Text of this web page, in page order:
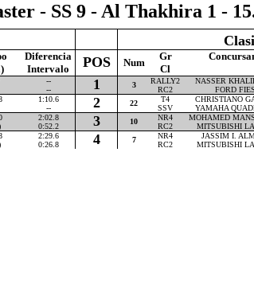
- SS 9 - Al Thakhira 1 -
Diferencia POS Num
Gr
Intervalo Cl
-- 1 3 RALLY2 NASSER
-- RC2 FORD
1:10.6 2 22 T4 CHRISTIANO
-- SSV YAMAHA
2:02.8 3 10 NR4 MOHAMED
0:52.2 RC2 MITSUBISHI
2:29.6 4 7 NR4 JASSIM I.
0:26.8 RC2 MITSUBISHI